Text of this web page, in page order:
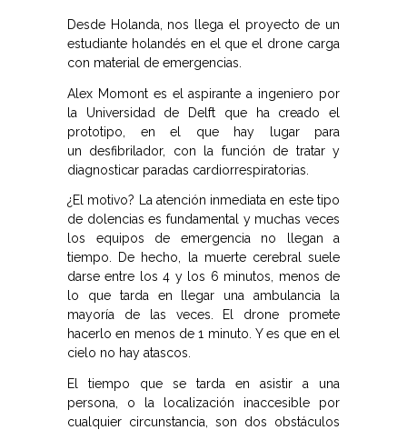
Desde Holanda, nos llega el proyecto de un
estudiante holandés en el que el drone carga
con material de emergencias.
Alex Momont es el aspirante a ingeniero por
la Universidad de Delft que ha creado el
prototipo, en el que hay lugar para
un desfibrilador, con la función de tratar y
diagnosticar paradas cardiorrespiratorias.
¿El motivo? La atención inmediata en este tipo
de dolencias es fundamental y muchas veces
los equipos de emergencia no llegan a
tiempo. De hecho, la muerte cerebral suele
darse entre los 4 y los 6 minutos, menos de
lo que tarda en llegar una ambulancia la
mayoría de las veces. El drone promete
hacerlo en menos de 1 minuto. Y es que en el
cielo no hay atascos.
El tiempo que se tarda en asistir a una
persona, o la localización inaccesible por
cualquier circunstancia, son dos obstáculos